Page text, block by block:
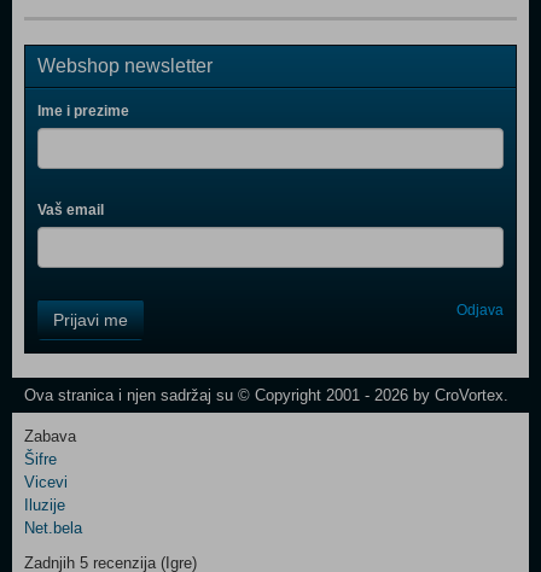
Webshop newsletter
Ime i prezime
Vaš email
Field
One
Newsletter
Control
Field
Two
Newsletter
Prijavi me Odjava
Ova stranica i njen sadržaj su © Copyright 2001 - 2026 by CroVortex.
Zabava
Šifre
Vicevi
Iluzije
Net.bela
Zadnjih 5 recenzija (Igre)